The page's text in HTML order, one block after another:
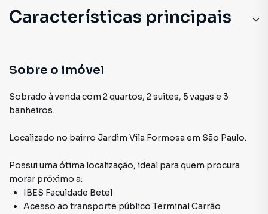
Características principais
Sacada
Lavanderia
Sobre o imóvel
Sobrado à venda com 2 quartos, 2 suites, 5 vagas e 3
banheiros.
Localizado no bairro Jardim Vila Formosa em São Paulo.
Possui uma ótima localização, ideal para quem procura
morar próximo a:
IBES Faculdade Betel
Acesso ao transporte público Terminal Carrão